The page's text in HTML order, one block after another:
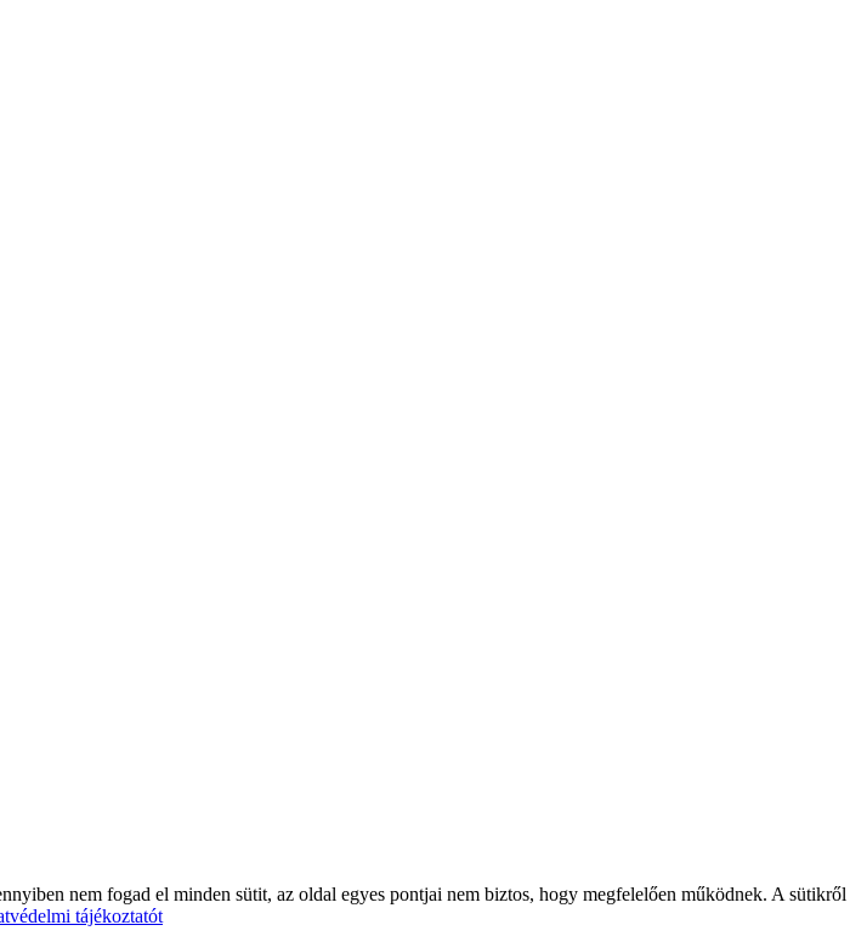
nem fogad el minden sütit, az oldal egyes pontjai nem biztos, hogy megfelelően működnek. A sütikről
tájékoztatót